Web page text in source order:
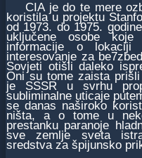
CIA je do te mere
koristila u projektu
od 1973. do 1975.
uključene osobe koje
informacije o lokaciji
interesovanje za
Sovjeti otišli daleko
Oni su tome zaista
je SSSR u svrhu
subliminalne uticaje
se danas naširoko
ništa, a o tome u
prestanku paranoje
sve zemlje sveta
sredstva za špijunsko